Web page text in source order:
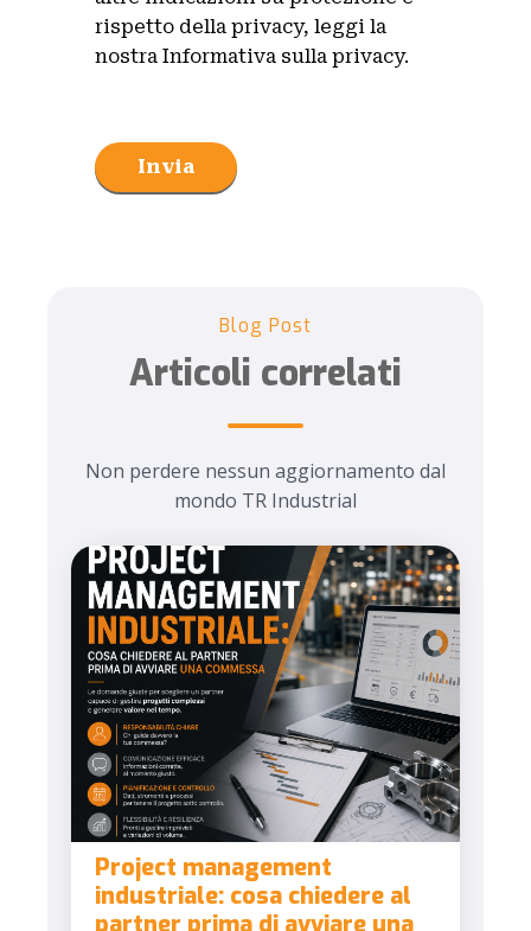
rispetto della privacy, leggi la
nostra Informativa sulla privacy.
Invia
Blog Post
Articoli correlati
Non perdere nessun aggiornamento dal
mondo TR Industrial
Project management
industriale: cosa chiedere al
partner prima di avviare una